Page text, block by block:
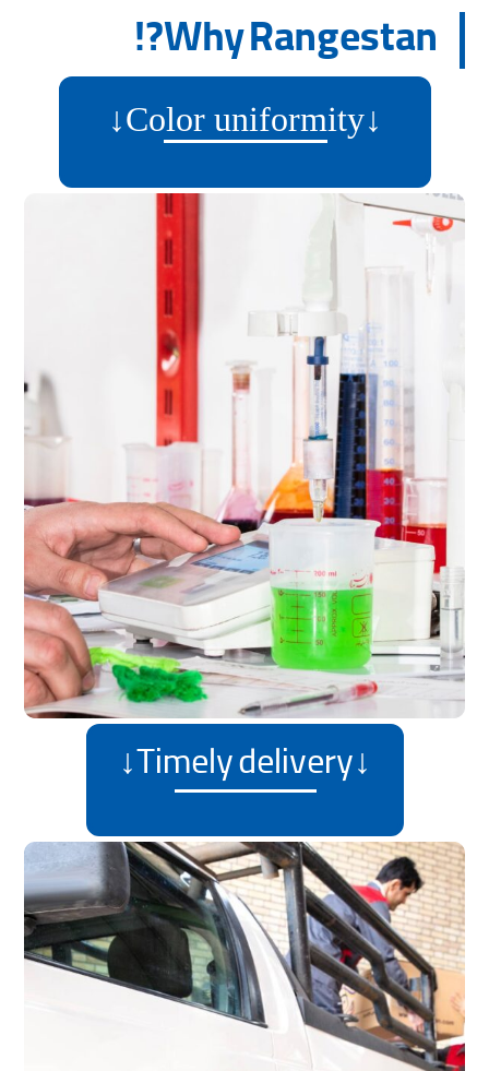
Why Rangestan?!
↓Color uniformity↓
یکنواختی رنگ
یکنواختی رنگ
Having experienced laboratory
and technical staff, we
guarantee the best quality in
dyeing and its uniformity.
↓Timely delivery↓
تحویل به موقع
The Rangestan production